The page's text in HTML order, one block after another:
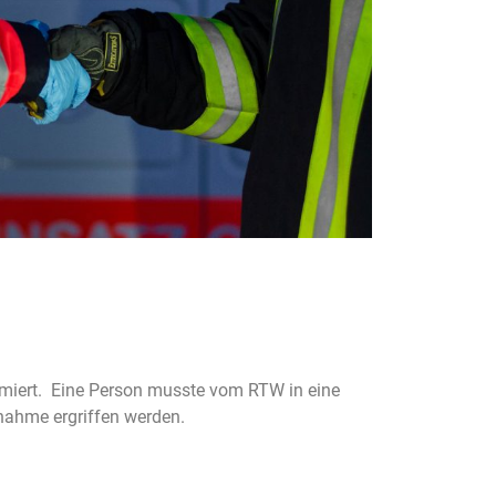
Eine Person musste vom RTW in eine
ergriffen werden.